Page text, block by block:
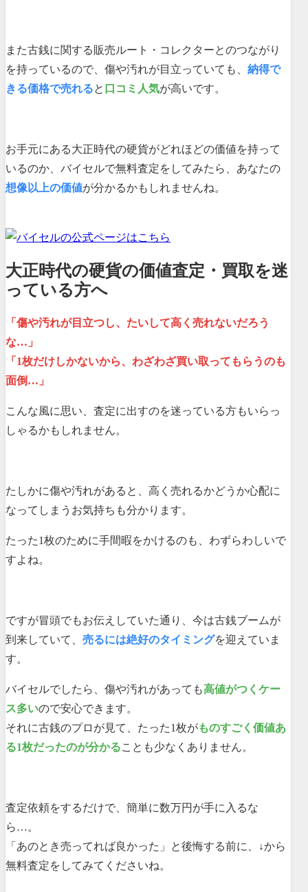
また古銭に関する販売ルート・コレクターとのつながり
を持っているので、傷や汚れが目立っていても、 納得で
きる価格で売れると 口コミ人気が高いです。
お手元にある大正時代の硬貨がどれほどの価値を持って
いるのか、バイセルで無料査定をしてみたら、あなたの
想像以上の価値が分かるかもしれませんね。
大正時代の硬貨の価値査定・買取を迷
っている方へ
「傷や汚れが目立つし、たいして高く売れないだろう
な…」
「1枚だけしかないから、わざわざ買い取ってもらうのも
面倒…」
こんな風に思い、査定に出すのを迷っている方もいらっ
しゃるかもしれません。
たしかに傷や汚れがあると、高く売れるかどうか心配に
なってしまうお気持ちも分かります。
たった1枚のために手間暇をかけるのも、わずらわしいで
すよね。
ですが冒頭でもお伝えしていた通り、今は古銭ブームが
到来していて、 売るには絶好のタイミングを迎えていま
す。
バイセルでしたら、傷や汚れがあっても高値がつくケー
ス多いので安心できます。
それに古銭のプロが見て、たった1枚がものすごく価値あ
る1枚だったのが分かることも少なくありません。
査定依頼をするだけで、簡単に数万円が手に入るな
ら…。
「あのとき売ってれば良かった」と後悔する前に、↓から
無料査定をしてみてくださいね。